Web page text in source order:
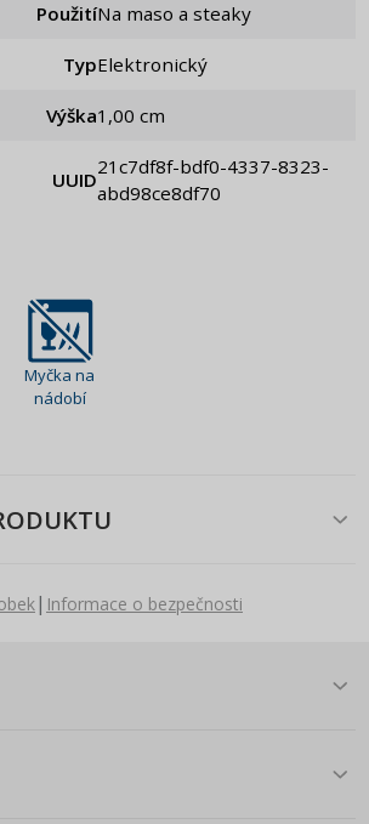
Použití Na maso a steaky
Typ Elektronický
Výška 1,00 cm
UUID
21c7df8f-bdf0-4337-8323-
abd98ce8df70
Myčka na
nádobí
| Informace o bezpečnosti